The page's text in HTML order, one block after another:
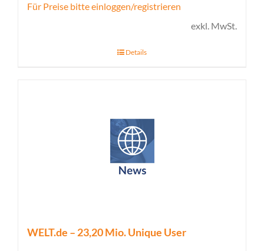
Für Preise bitte einloggen/registrieren
exkl. MwSt.
Details
WELT.de – 23,20 Mio. Unique User